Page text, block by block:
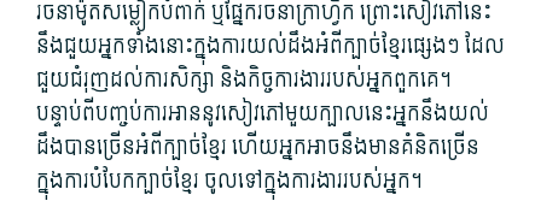
រចនា​ម៉ូត​សម្លៀក​បំពាក់ ឬ​ផ្នែក​រចនា​ក្រាហ្វិក ព្រោះ​សៀវភៅ​នេះ​
នឹង​ជួយ​អ្នក​ទាំងនោះ​ក្នុង​ការយល់​ដឹង​អំពី​ក្បាច់​ខ្មែរ​ផ្សេងៗ ដែល​
ជួយ​ជំរុញ​ដល់​ការសិក្សា និង​កិច្ចការ​ងារ​របស់​អ្នក​ពួក​គេ។
បន្ទាប់ពី​បញ្ចប់​ការ​អាន​នូវ​សៀវភៅ​មួយ​ក្បាល​នេះ​អ្នក​នឹង​យល់
ដឹង​បាន​ច្រើន​អំពី​ក្បាច់​ខ្មែរ ហើយ​អ្នក​អាច​នឹង​មានគំនិត​ច្រើន
ក្នុង​ការ​បំបែក​ក្បាច់​ខ្មែរ ចូល​ទៅ​ក្នុង​ការងារ​របស់​អ្នក។